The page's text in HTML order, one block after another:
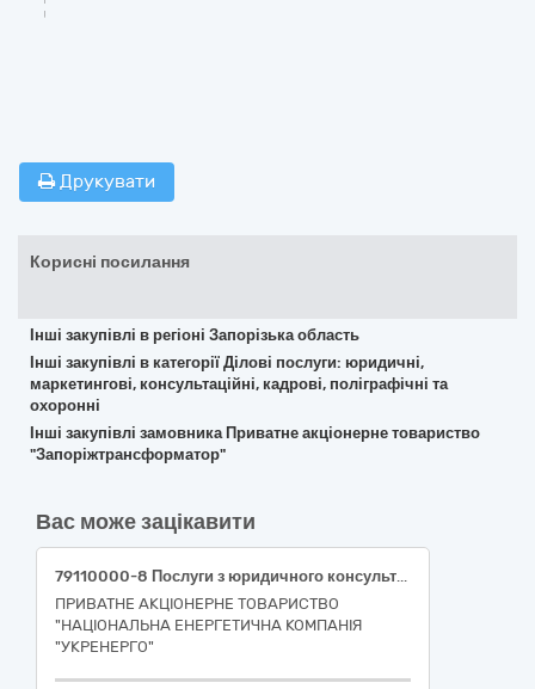
Друкувати
Корисні посилання
Інші закупівлі в регіоні Запорізька область
Інші закупівлі в категорії Ділові послуги: юридичні,
маркетингові, консультаційні, кадрові, поліграфічні та
охоронні
Інші закупівлі замовника Приватне акціонерне товариство
"Запоріжтрансформатор"
Вас може зацікавити
79110000-8 Послуги з юридичного консультування та юридичного представництва Послуги з юридичного консультування та юридичного представництва інтересів НЕК «Укренерго» при вирішенні спору в Апеляційному суді м. Париж (Франція)
ПРИВАТНЕ АКЦІОНЕРНЕ ТОВАРИСТВО
"НАЦІОНАЛЬНА ЕНЕРГЕТИЧНА КОМПАНІЯ
"УКРЕНЕРГО"